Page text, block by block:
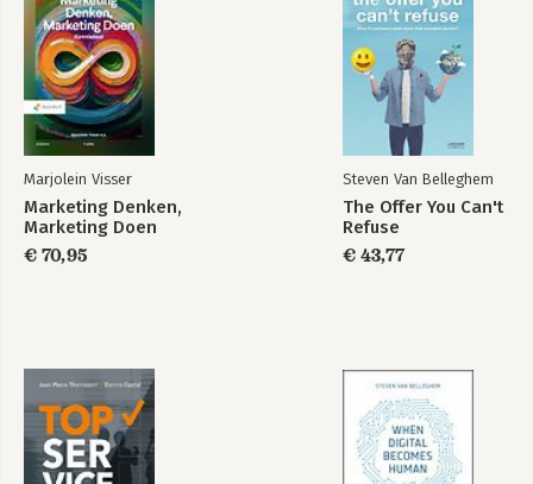
ondernemersactiviteiten aan met zijn
werk als parttime marketingprofessor
aan de Vlerick Business School en als
gastdocent aan de London Business
Bekijk alle boeken
Marjolein Visser
Marketing Denken,
Marketing Doen
€ 70,95
Steven Van Belleghem
The Offer You Can't
Refuse
€ 43,77